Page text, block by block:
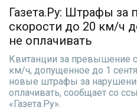
Газета.Ру: Штрафы за
скорости до 20 км/ч
не оплачивать
Квитанции за превышение
км/ч, допущенное до 1
новые штрафы за
оплачивать, сообщает со
«Газета.Ру».